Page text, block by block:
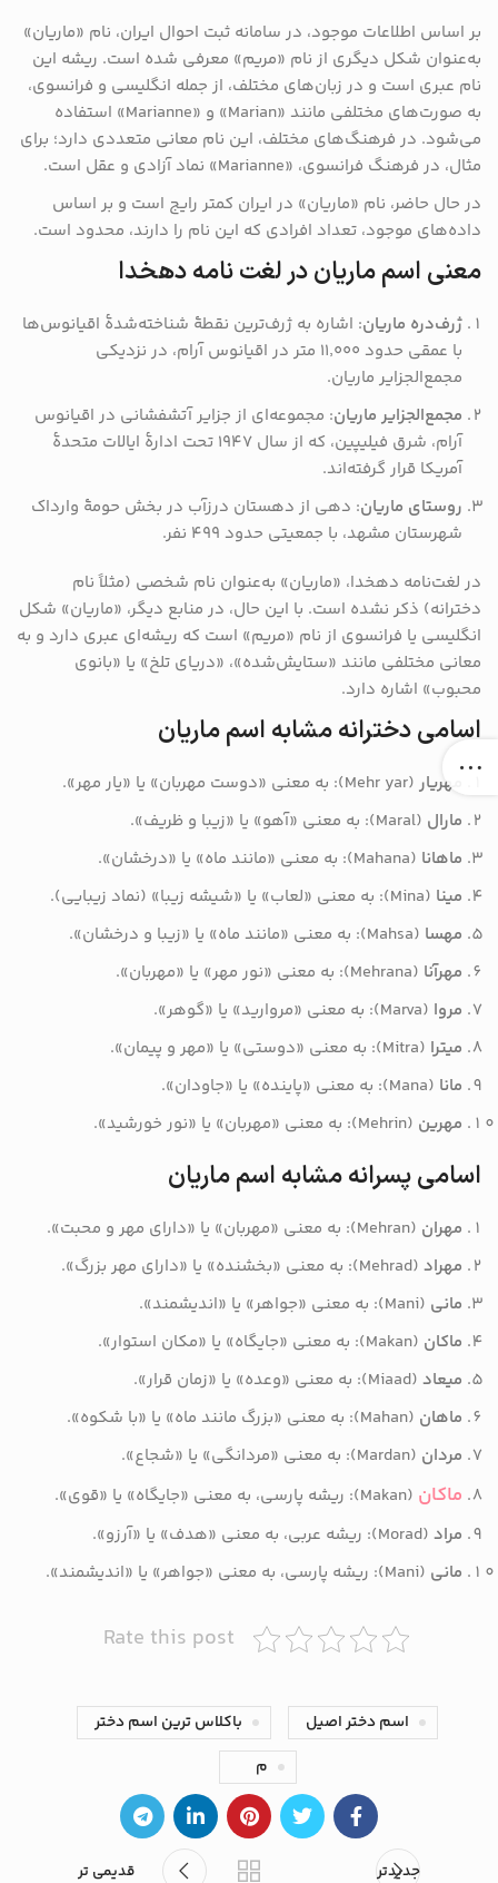
بر اساس اطلاعات موجود، در سامانه ثبت احوال ایران، نام «ماریان»
به‌عنوان شکل دیگری از نام «مریم» معرفی شده است. ریشه این
نام عبری است و در زبان‌های مختلف، از جمله انگلیسی و فرانسوی،
به صورت‌های مختلفی مانند «Marian» و «Marianne» استفاده
می‌شود. در فرهنگ‌های مختلف، این نام معانی متعددی دارد؛ برای
مثال، در فرهنگ فرانسوی، «Marianne» نماد آزادی و عقل است.
در حال حاضر، نام «ماریان» در ایران کمتر رایج است و بر اساس
داده‌های موجود، تعداد افرادی که این نام را دارند، محدود است.
معنی اسم ماریان در لغت نامه دهخدا
ژرف‌دره ماریان: اشاره به ژرف‌ترین نقطهٔ شناخته‌شدهٔ اقیانوس‌ها
با عمقی حدود ۱۱٬۰۰۰ متر در اقیانوس آرام، در نزدیکی
مجمع‌الجزایر ماریان.
مجمع‌الجزایر ماریان: مجموعه‌ای از جزایر آتشفشانی در اقیانوس
آرام، شرق فیلیپین، که از سال ۱۹۴۷ تحت ادارهٔ ایالات متحدهٔ
آمریکا قرار گرفته‌اند.
روستای ماریان: دهی از دهستان درزآب در بخش حومهٔ وارداک
شهرستان مشهد، با جمعیتی حدود ۴۹۹ نفر.
در لغت‌نامه دهخدا، «ماریان» به‌عنوان نام شخصی (مثلاً نام
دخترانه) ذکر نشده است. با این حال، در منابع دیگر، «ماریان» شکل
انگلیسی یا فرانسوی از نام «مریم» است که ریشه‌ای عبری دارد و به
معانی مختلفی مانند «ستایش‌شده»، «دریای تلخ» یا «بانوی
محبوب» اشاره دارد.
اسامی دخترانه مشابه اسم ماریان
مهریار (Mehr yar): به معنی «دوست مهربان» یا «یار مهر».
مارال (Maral): به معنی «آهو» یا «زیبا و ظریف».
ماهانا (Mahana): به معنی «مانند ماه» یا «درخشان».
مینا (Mina): به معنی «لعاب» یا «شیشه زیبا» (نماد زیبایی).
مهسا (Mahsa): به معنی «مانند ماه» یا «زیبا و درخشان».
مهرآنا (Mehrana): به معنی «نور مهر» یا «مهربان».
مروا (Marva): به معنی «مروارید» یا «گوهر».
میترا (Mitra): به معنی «دوستی» یا «مهر و پیمان».
مانا (Mana): به معنی «پاینده» یا «جاودان».
مهرین (Mehrin): به معنی «مهربان» یا «نور خورشید».
اسامی پسرانه مشابه اسم ماریان
مهران (Mehran): به معنی «مهربان» یا «دارای مهر و محبت».
مهراد (Mehrad): به معنی «بخشنده» یا «دارای مهر بزرگ».
مانی (Mani): به معنی «جواهر» یا «اندیشمند».
ماکان (Makan): به معنی «جایگاه» یا «مکان استوار».
میعاد (Miaad): به معنی «وعده» یا «زمان قرار».
ماهان (Mahan): به معنی «بزرگ مانند ماه» یا «با شکوه».
مردان (Mardan): به معنی «مردانگی» یا «شجاع».
ماکان (Makan): ریشه پارسی، به معنی «جایگاه» یا «قوی».
مراد (Morad): ریشه عربی، به معنی «هدف» یا «آرزو».
مانی (Mani): ریشه پارسی، به معنی «جواهر» یا «اندیشمند».
Rate this post
اسم دختر اصیل
باکلاس ترین اسم دختر
م
جدیدتر قدیمی تر